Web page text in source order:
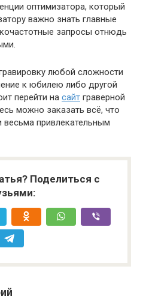
оптимизатора, который
важно знать главные
запросы отнюдь
любой сложности
к юбилею либо другой
перейти на сайт граверной
можно заказать всё, что
весьма привлекательным
Поделиться с